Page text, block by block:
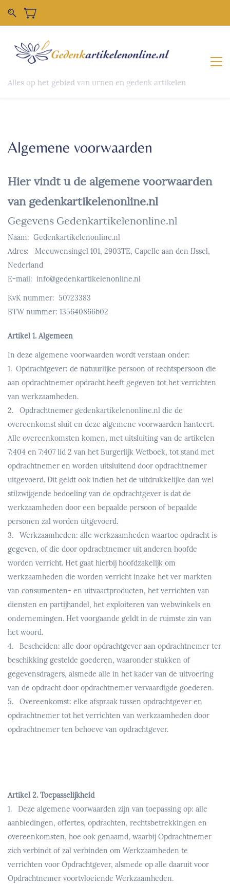
Alles op het gebied van urnen en gedenk artikelen
Algemene voorwaarden
Hier vindt u de algemene voorwaarden
van gedenkartikelenonline.nl
Gegevens Gedenkartikelenonline.nl
Naam: Gedenkartikelenonline.nl
Adres: Meeuwensingel 101, 2903TE, Capelle aan den IJssel,
Nederland
E-mail: info@gedenkartikelenonline.nl
KvK nummer: 50723383
BTW nummer: 135640866b02
Artikel 1. Algemeen
In deze algemene voorwaarden wordt verstaan onder:
1. Opdrachtgever: de natuurlijke persoon of rechtspersoon die
aan opdrachtnemer opdracht heeft gegeven tot het verrichten
van werkzaamheden.
2. Opdrachtnemer gedenkartikelenonline.nl die de
overeenkomst sluit en deze algemene voorwaarden hanteert.
Alle overeenkomsten komen, met uitsluiting van de artikelen
7:404 en 7:407 lid 2 van het Burgerlijk Wetboek, tot stand met
opdrachtnemer en worden uitsluitend door opdrachtnemer
uitgevoerd. Dit geldt ook indien het de uitdrukkelijke dan wel
stilzwijgende bedoeling van de opdrachtgever is dat de
werkzaamheden door een bepaalde persoon of bepaalde
personen zal worden uitgevoerd.
3. Werkzaamheden: alle werkzaamheden waartoe opdracht is
gegeven, of die door opdrachtnemer uit anderen hoofde
worden verricht. Het gaat hierbij hoofdzakelijk om
werkzaamheden die worden verricht inzake het ver markten
van consumenten- en uitvaartproducten, het verrichten van
diensten en partijhandel, het exploiteren van webwinkels en
ondernemingen. Het voorgaande geldt in de ruimste zin van
het woord.
4. Bescheiden: alle door opdrachtgever aan opdrachtnemer ter
beschikking gestelde goederen, waaronder stukken of
gegevensdragers, alsmede alle in het kader van de uitvoering
van de opdracht door opdrachtnemer vervaardigde goederen.
5. Overeenkomst: elke afspraak tussen opdrachtgever en
opdrachtnemer tot het verrichten van werkzaamheden door
opdrachtnemer ten behoeve van opdrachtgever.
Artikel 2. Toepasselijkheid
1. Deze algemene voorwaarden zijn van toepassing op: alle
aanbiedingen, offertes, opdrachten, rechtsbetrekkingen en
overeenkomsten, hoe ook genaamd, waarbij Opdrachtnemer
zich verbindt of zal verbinden om Werkzaamheden te
verrichten voor Opdrachtgever, alsmede op alle daaruit voor
Opdrachtnemer voortvloeiende Werkzaamheden.